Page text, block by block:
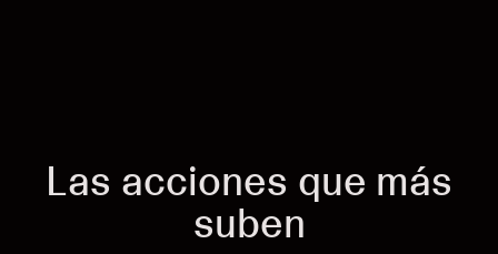
Las acciones que más
suben